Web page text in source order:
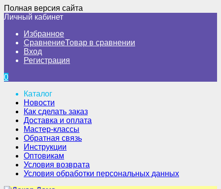
Полная версия сайта
Личный кабинет
Избранное
СравнениеТовар в сравнении
Вход
Регистрация
0
Каталог
Новости
Как сделать заказ
Доставка и оплата
Мастер-классы
Обратная связь
Инструкции
Оптовикам
Условия возврата
Условия обработки персональных данных